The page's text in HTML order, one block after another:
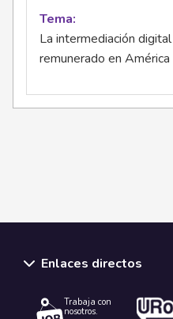
Tema
La intermediación
remunerado en América
Enlaces directos
Trabaja con
nosotros.